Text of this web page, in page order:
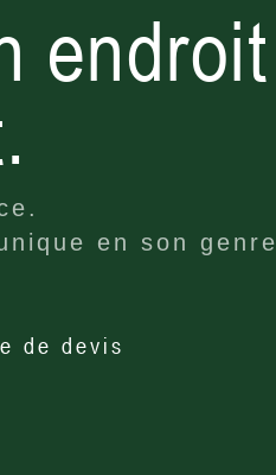
endroit
en son genre
de devis